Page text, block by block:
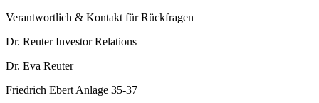
Verantwortlich & Kontakt für Rückfragen
Dr. Reuter Investor Relations
Dr. Eva Reuter
Friedrich Ebert Anlage 35-37